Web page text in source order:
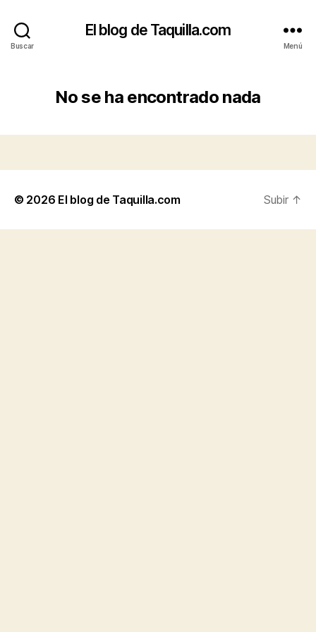
Buscar
El blog de Taquilla.com
Menú
No se ha encontrado nada
© 2026 El blog de Taquilla.com Subir ↑